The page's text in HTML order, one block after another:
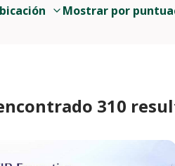
Mostrar por
310